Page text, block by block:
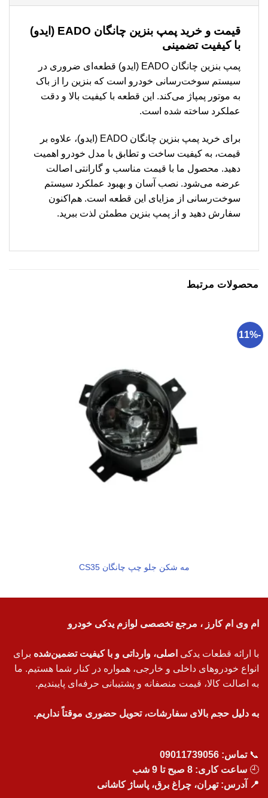
قیمت و خرید پمپ بنزین چانگان EADO (ایدو)
با کیفیت تضمینی
پمپ بنزین چانگان EADO (ایدو) قطعه‌ای ضروری در
سیستم سوخت‌رسانی خودرو است که بنزین را از باک
به موتور پمپاژ می‌کند. این قطعه با کیفیت بالا و دقت
عملکرد ساخته شده است.
برای خرید پمپ بنزین چانگان EADO (ایدو)، علاوه بر
قیمت، به کیفیت ساخت و تطابق با مدل خودرو اهمیت
دهید. محصول ما با قیمت مناسب و گارانتی اصالت
عرضه می‌شود. نصب آسان و بهبود عملکرد سیستم
سوخت‌رسانی از مزایای این قطعه است. هم‌اکنون
سفارش دهید و از پمپ بنزین مطمئن لذت ببرید.
محصولات مرتبط
-11%
مه شکن جلو چپ چانگان CS35
ام وی ام کارز ، مرجع تخصصی لوازم یدکی خودرو
با ارائه قطعات یدکی اصلی، وارداتی و با کیفیت تضمین‌شده برای
انواع خودروهای داخلی و خارجی، همواره در کنار شما هستیم. ما
به اصالت کالا، قیمت منصفانه و پشتیبانی حرفه‌ای پایبندیم.
به دلیل حجم بالای سفارشات، تحویل حضوری موقتاً نداریم.
📞تماس: 09011739056
🕘 ساعت کاری: 8 صبح تا 9 شب
📍 آدرس: تهران، چراغ برق، پاساژ کاشانی